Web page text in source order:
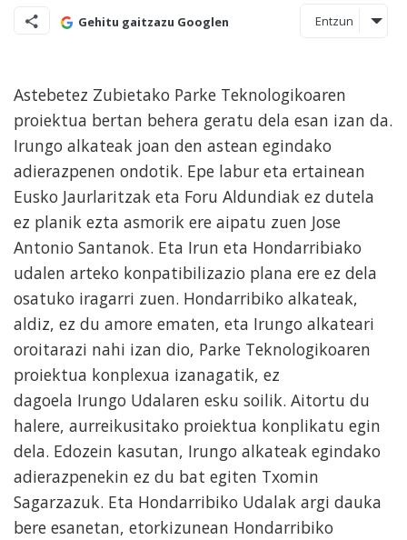
Gehitu gaitzazu Googlen Entzun
Astebetez Zubietako Parke Teknologikoaren
proiektua bertan behera geratu dela esan izan da.
Irungo alkateak joan den astean egindako
adierazpenen ondotik. Epe labur eta ertainean
Eusko Jaurlaritzak eta Foru Aldundiak ez dutela
ez planik ezta asmorik ere aipatu zuen Jose
Antonio Santanok. Eta Irun eta Hondarribiako
udalen arteko konpatibilizazio plana ere ez dela
osatuko iragarri zuen. Hondarribiko alkateak,
aldiz, ez du amore ematen, eta Irungo alkateari
oroitarazi nahi izan dio, Parke Teknologikoaren
proiektua konplexua izanagatik, ez
dagoela Irungo Udalaren esku soilik. Aitortu du
halere, aurreikusitako proiektua konplikatu egin
dela. Edozein kasutan, Irungo alkateak egindako
adierazpenekin ez du bat egiten Txomin
Sagarzazuk. Eta Hondarribiko Udalak argi dauka
bere esanetan, etorkizunean Hondarribiko